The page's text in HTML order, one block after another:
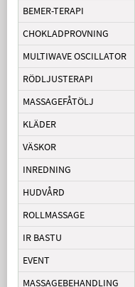
BEMER-TERAPI
CHOKLADPROVNING
MULTIWAVE OSCILLATOR
RÖDLJUSTERAPI
MASSAGEFÅTÖLJ
KLÄDER
VÄSKOR
INREDNING
HUDVÅRD
ROLLMASSAGE
IR BASTU
EVENT
MASSAGEBEHANDLING